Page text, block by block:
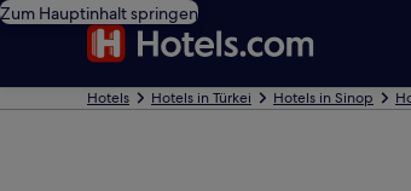
Zum Hauptinhalt springen
Hotels Hotels in Türkei Hotels in Sinop